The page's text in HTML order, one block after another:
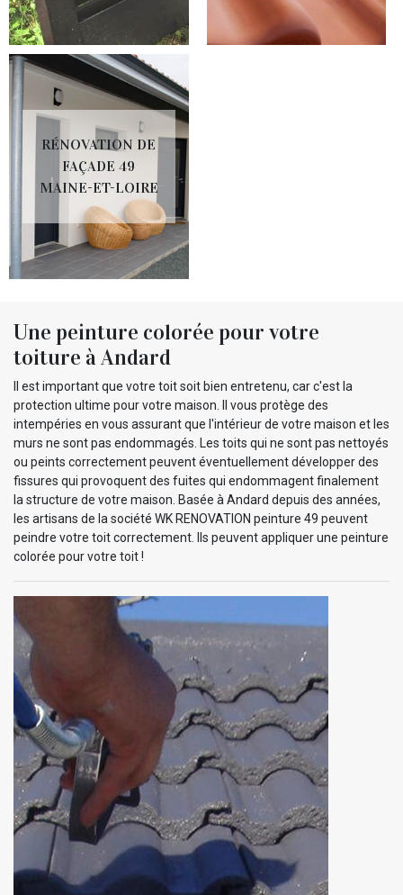
RÉNOVATION DE
FAÇADE 49
MAINE-ET-LOIRE
Une peinture colorée pour votre
toiture à Andard
Il est important que votre toit soit bien entretenu, car c'est la
protection ultime pour votre maison. Il vous protège des
intempéries en vous assurant que l'intérieur de votre maison et les
murs ne sont pas endommagés. Les toits qui ne sont pas nettoyés
ou peints correctement peuvent éventuellement développer des
fissures qui provoquent des fuites qui endommagent finalement
la structure de votre maison. Basée à Andard depuis des années,
les artisans de la société WK RENOVATION peinture 49 peuvent
peindre votre toit correctement. Ils peuvent appliquer une peinture
colorée pour votre toit !